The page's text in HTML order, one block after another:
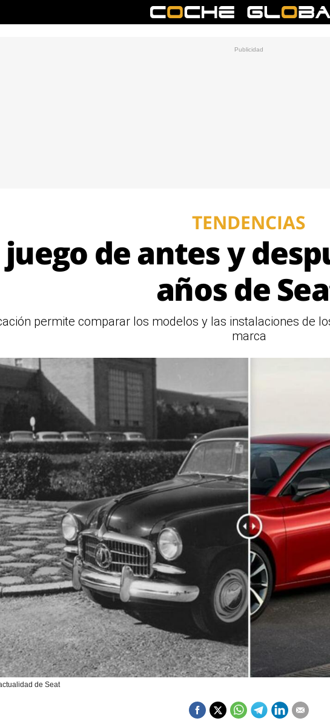
TENDENCIAS
juego de antes y
años de
permite comparar los modelos y las instalaciones de
marca
de Seat